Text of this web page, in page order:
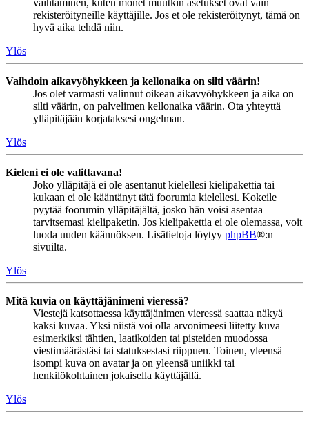
vaihtaminen, kuten monet muutkin asetukset ovat vain
rekisteröityneille käyttäjille. Jos et ole rekisteröitynyt, tämä on
hyvä aika tehdä niin.
Ylös
Vaihdoin aikavyöhykkeen ja kellonaika on silti väärin!
Jos olet varmasti valinnut oikean aikavyöhykkeen ja aika on
silti väärin, on palvelimen kellonaika väärin. Ota yhteyttä
ylläpitäjään korjataksesi ongelman.
Ylös
Kieleni ei ole valittavana!
Joko ylläpitäjä ei ole asentanut kielellesi kielipakettia tai
kukaan ei ole kääntänyt tätä foorumia kielellesi. Kokeile
pyytää foorumin ylläpitäjältä, josko hän voisi asentaa
tarvitsemasi kielipaketin. Jos kielipakettia ei ole olemassa, voit
luoda uuden käännöksen. Lisätietoja löytyy phpBB®:n
sivuilta.
Ylös
Mitä kuvia on käyttäjänimeni vieressä?
Viestejä katsottaessa käyttäjänimen vieressä saattaa näkyä
kaksi kuvaa. Yksi niistä voi olla arvonimeesi liitetty kuva
esimerkiksi tähtien, laatikoiden tai pisteiden muodossa
viestimäärästäsi tai statuksestasi riippuen. Toinen, yleensä
isompi kuva on avatar ja on yleensä uniikki tai
henkilökohtainen jokaisella käyttäjällä.
Ylös